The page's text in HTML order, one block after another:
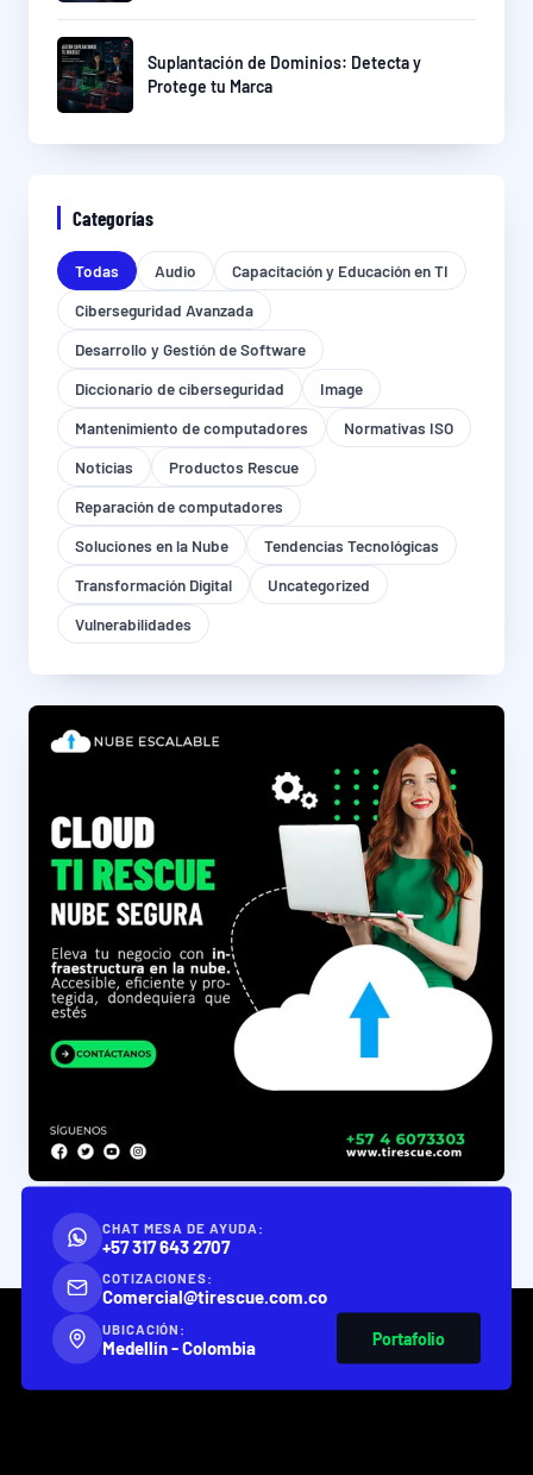
Suplantación de Dominios: Detecta y
Protege tu Marca
Categorías
Todas Audio
Capacitación y Educación en TI
Ciberseguridad Avanzada
Desarrollo y Gestión de Software
Diccionario de ciberseguridad
Image
Mantenimiento de computadores
Normativas ISO
Noticias
Productos Rescue
Reparación de computadores
Soluciones en la Nube
Tendencias Tecnológicas
Transformación Digital
Uncategorized
Vulnerabilidades
CHAT MESA DE AYUDA:
+57 317 643 2707
COTIZACIONES:
Comercial@tirescue.com.co
UBICACIÓN:
Medellín - Colombia Portafolio